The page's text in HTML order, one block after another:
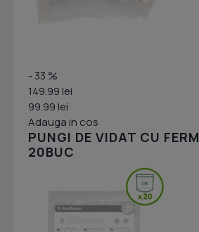
- 33 %
149.99 lei
99.99 lei
Adauga in cos
PUNGI DE VIDAT CU
20BUC